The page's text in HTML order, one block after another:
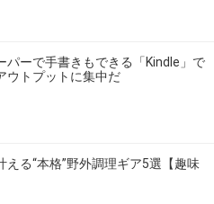
パーで手書きもできる「Kindle」で
ウトプットに集中だ
える“本格”野外調理ギア5選【趣味